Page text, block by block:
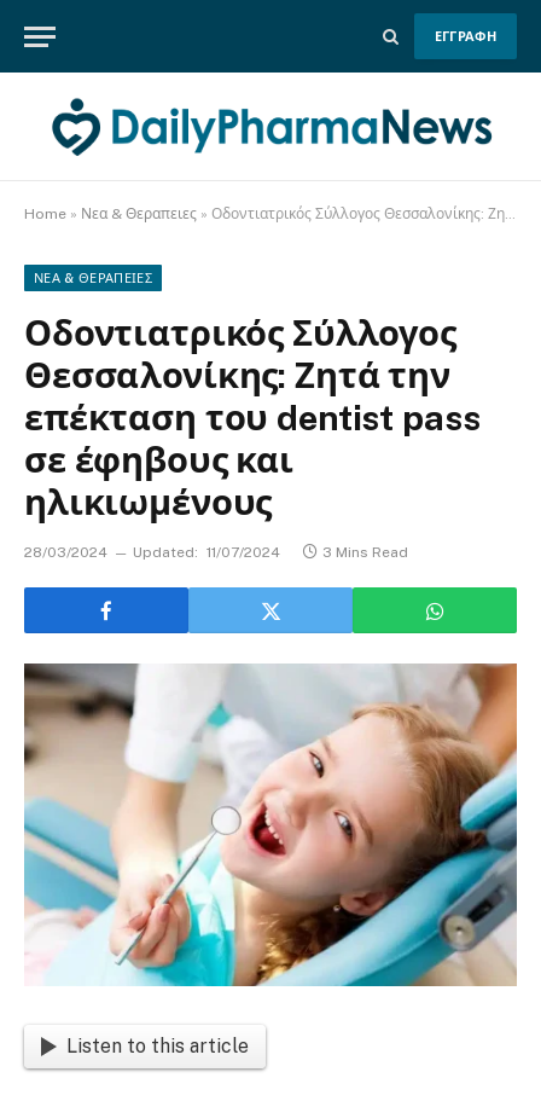
ΕΓΓΡΑΦΗ
Home » Νεα & Θεραπειες » Οδοντιατρικός Σύλλογος Θεσσαλονίκης: Ζητά την επέκταση του dentist pass σε έφηβους και ηλικιωμένους
ΝΕΑ & ΘΕΡΑΠΕΙΕΣ
Οδοντιατρικός Σύλλογος
Θεσσαλονίκης: Ζητά την
επέκταση του dentist pass
σε έφηβους και
ηλικιωμένους
28/03/2024 Updated: 11/07/2024 3 Mins Read
Listen to this article